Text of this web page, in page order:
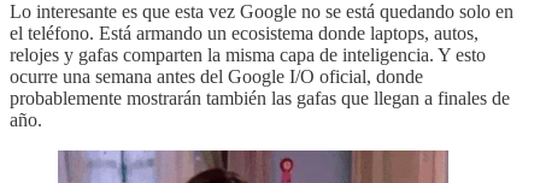
Lo interesante es que esta vez Google no se está quedando solo en
el teléfono. Está armando un ecosistema donde laptops, autos,
relojes y gafas comparten la misma capa de inteligencia. Y esto
ocurre una semana antes del Google I/O oficial, donde
probablemente mostrarán también las gafas que llegan a finales de
año.